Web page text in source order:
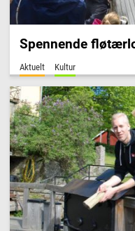
Spennende
Aktuelt Kultur